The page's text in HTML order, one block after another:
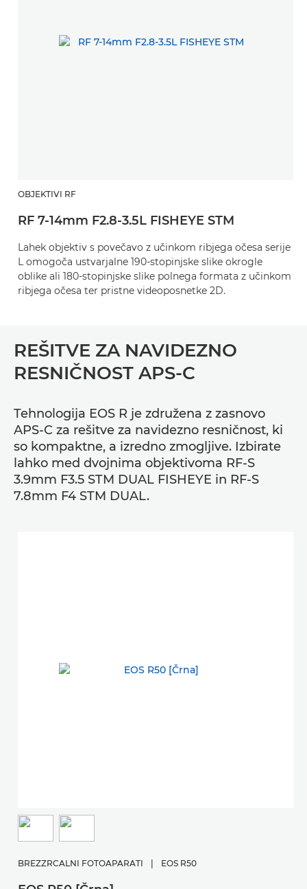
OBJEKTIVI RF
RF 7-14mm F2.8-3.5L FISHEYE STM
Lahek objektiv s povečavo z učinkom ribjega očesa serije
L omogoča ustvarjalne 190-stopinjske slike okrogle
oblike ali 180-stopinjske slike polnega formata z učinkom
ribjega očesa ter pristne videoposnetke 2D.
REŠITVE ZA NAVIDEZNO
RESNIČNOST APS-C
Tehnologija EOS R je združena z zasnovo
APS-C za rešitve za navidezno resničnost, ki
so kompaktne, a izredno zmogljive. Izbirate
lahko med dvojnima objektivoma RF-S
3.9mm F3.5 STM DUAL FISHEYE in RF-S
7.8mm F4 STM DUAL.
BREZZRCALNI FOTOAPARATI EOS R50